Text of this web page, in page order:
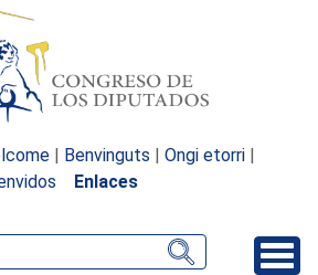
| Benvinguts | Ongi etorri |
Enlaces